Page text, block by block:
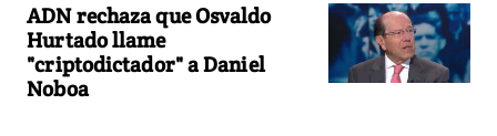
ADN rechaza que Osvaldo
Hurtado llame
"criptodictador" a Daniel
Noboa